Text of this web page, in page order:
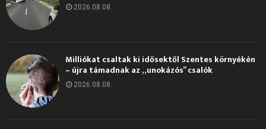
2026.08.08.
Milliókat csaltak ki idősektől Szentes környékén
– újra támadnak az „unokázós” csalók
2026.08.08.